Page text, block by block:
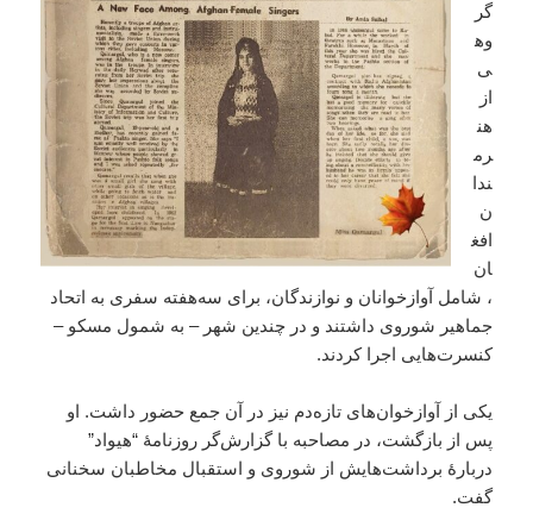
گر
وه
ی
از
هن
رم
ندا
ن
افغ
ان
، شامل آوازخوانان و نوازندگان، برای سه‌هفته‌ سفری به اتحاد
جماهیر شوروی داشتند و در چندین شهر – به شمول مسکو –
کنسرت‌هایی اجرا کردند.
یکی از آوازخوان‌های تازه‌دم نیز در آن جمع حضور داشت. او
پس از بازگشت، در مصاحبه‌ با گزارش‌گر روزنامۀ “هیواد”
دربارۀ برداشت‌هایش از شوروی و استقبال مخاطبان سخنانی
گفت.